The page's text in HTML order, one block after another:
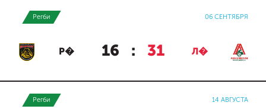
Регби 06 СЕНТЯБРЯ
Р� 16 : 31 Л�
Регби 14 АВГУСТА